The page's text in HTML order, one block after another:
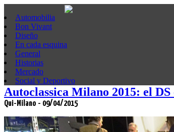
Automobilia
Bon Vivant
Diseño
En cada esquina
General
Historias
Mercado
Social y Deportivo
Autoclassica Milano 2015: el DS
Qui-Milano - 09/04/2015